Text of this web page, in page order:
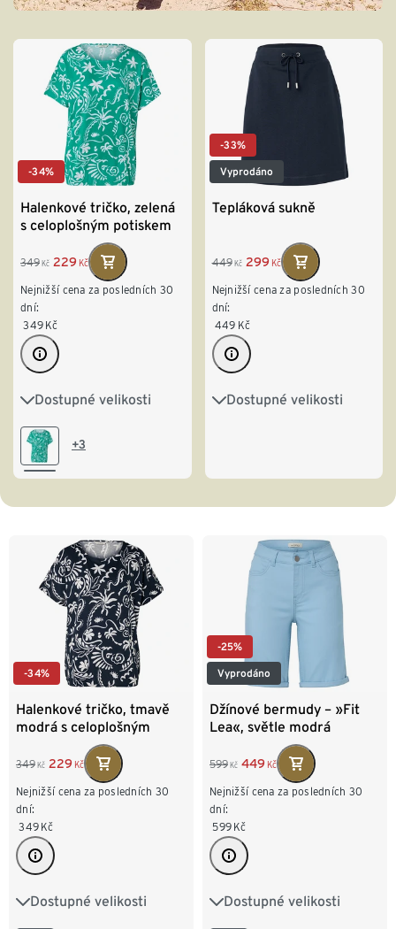
-34%
Halenkové tričko, zelená
s celoplošným potiskem
349 Kč 229 Kč
Nejnižší cena za posledních 30
dní:
349 Kč
Dostupné velikosti
S 36/38 M 40/42
L 44/46
XXL 52/54
+3
-33%
Vyprodáno
Tepláková sukně
449 Kč 299 Kč
Nejnižší cena za posledních 30
dní:
449 Kč
Dostupné velikosti
S 36/38 M 40/42
-34%
Halenkové tričko, tmavě
modrá s celoplošným
349 Kč 229 Kč
Nejnižší cena za posledních 30
dní:
349 Kč
Dostupné velikosti
S 36/38 M 40/42
-25%
Vyprodáno
Džínové bermudy – »Fit
Lea«, světle modrá
599 Kč 449 Kč
Nejnižší cena za posledních 30
dní:
599 Kč
Dostupné velikosti
36 38 40 42